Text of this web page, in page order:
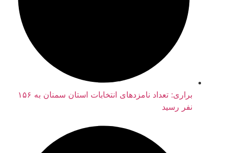
براری: تعداد نامزدهای انتخابات استان سمنان به ۱۵۶